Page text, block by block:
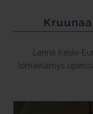
Lennä Keski-
lomaelämys